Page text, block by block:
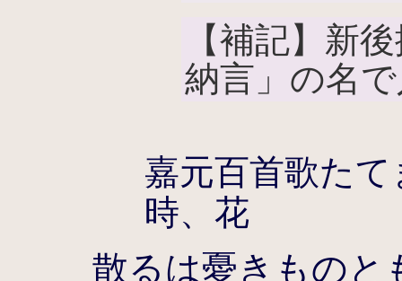
【補記】新
納言」の名
嘉元百首歌た
時、花
散るは憂きものと